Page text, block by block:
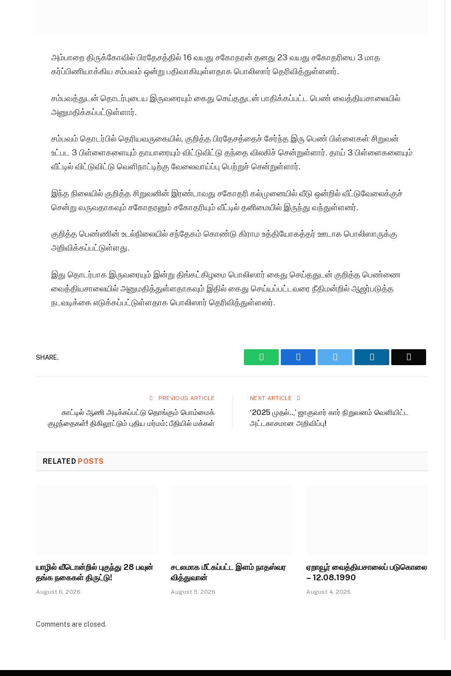
அம்பாறை திருக்கோவில் பிரதேசத்தில் 16 வயது சகோதரன் தனது 23 வயது சகோதரியை 3 மாத
கர்ப்பிணியாக்கிய சம்பவம் ஒன்று பதிவாகியுள்ளதாக பொலிஸார் தெரிவித்துள்ளனர்.
சம்பவத்துடன் தொடர்புடைய இருவரையும் கைது செய்ததுடன் பாதிக்கப்பட்ட பெண் வைத்தியசாலையில்
அனுமதிக்கப்பட்டுள்ளார்.
சம்பவம் தொடர்பில் தெரியவருகையில், குறித்த பிரதேசத்தைச் சேர்ந்த இரு பெண் பிள்ளைகள் சிறுவன்
உட்பட 3 பிள்ளைகளையும் தாயாரையும் விட்டுவிட்டு தந்தை விலகிச் சென்றுள்ளார். தாய் 3 பிள்ளைகளையும்
வீட்டில் விட்டுவிட்டு வெளிநாட்டிற்கு வேலைவாய்ப்பு பெற்றுச் சென்றுள்ளார்.
இந்த நிலையில் குறித்த சிறுவனின் இரண்டாவது சகோதரி கல்முனையில் வீடு ஒன்றில் வீட்டுவேலைக்குச்
சென்று வருவதாகவும் சகோதரனும் சகோதரியும் வீட்டில் தனிமையில் இருந்து வந்துள்ளனர்.
குறித்த பெண்ணின் உடல்நிலையில் சந்தேகம் கொண்டு கிராம உத்தியோகத்தர் ஊடாக பொலிஸாருக்கு
அறிவிக்கப்பட்டுள்ளது.
இது தொடர்பாக இருவரையும் இன்று திங்கட்கிழமை பொலிஸார் கைது செய்ததுடன் குறித்த பெண்ணை
வைத்தியசாலையில் அனுமதித்துள்ளதாகவும் இதில் கைது செய்யப்பட்டவரை நீதிமன்றில் ஆஜர்படுத்த
நடவடிக்கை எடுக்கப்பட்டுள்ளதாக பொலிஸார் தெரிவித்துள்ளனர்.
SHARE. WhatsApp Facebook LinkedIn
PREVIOUS ARTICLE
காட்டில் ஆணி அடிக்கப்பட்டு தொங்கும் பொம்மைக்
குழந்தைகள்! திகிலூட்டும் புதிய மர்மம்: பீதியில் மக்கள்
NEXT ARTICLE
‘2025 முதல்..,’ ஜாகுவார் கார் நிறுவனம் வெளியிட்ட
அட்டகாசமான அறிவிப்பு!
RELATED POSTS
யாழில் வீடொன்றில் புகுந்து 28 பவுன்
தங்க நகைகள் திருட்டு!
August 6, 2026
சடலமாக மீட்கப்பட்ட இளம் நாதஸ்வர
வித்துவான்
August 5, 2026
ஏறாவூர் வைத்தியசாலைப் படுகொலை
– 12.08.1990
August 4, 2026
Comments are closed.